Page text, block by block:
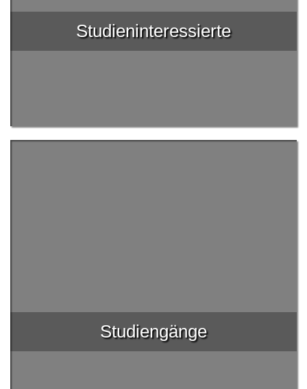
Studien­interessierte
Studiengänge